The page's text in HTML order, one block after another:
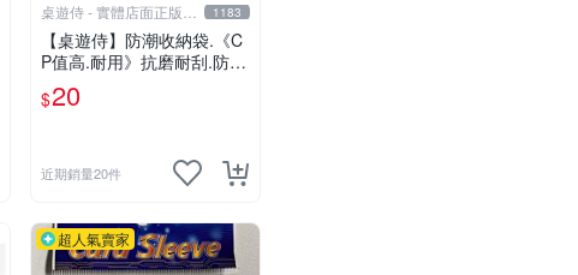
桌遊侍 - 實體店面正版專
賣
1183
【桌遊侍】防潮收納袋.《C
P值高.耐用》抗磨耐刮.防塵
實用.保護桌遊.桌遊周邊.牌
套 外的新選擇.大量優惠.桌
$20
近期銷量20件
超人氣賣家